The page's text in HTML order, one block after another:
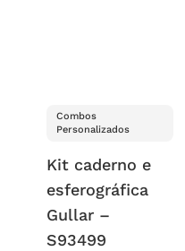
Combos
Personalizados
Kit caderno e
esferográfica
Gullar –
S93499